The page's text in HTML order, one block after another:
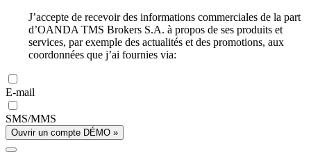
J’accepte de recevoir des informations commerciales de la part
d’OANDA TMS Brokers S.A. à propos de ses produits et
services, par exemple des actualités et des promotions, aux
coordonnées que j’ai fournies via:
E-mail
SMS/MMS
Ouvrir un compte DÉMO »